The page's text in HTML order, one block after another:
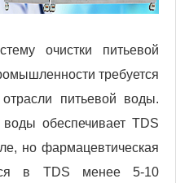
очистки питьевой
требуется
питьевой воды.
обеспечивает TDS
но фармацевтическая
в TDS менее 5-10